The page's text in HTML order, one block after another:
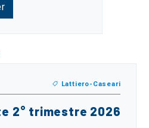
Lattiero-Caseari
2° trimestre 2026